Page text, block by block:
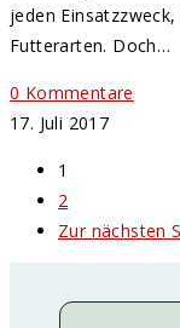
jeden
Futterarten. Doch…
0 Kommentare
17. Juli 2017
1
2
Zur nächsten